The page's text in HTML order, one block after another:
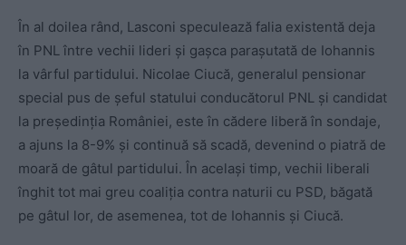
În al doilea rând, Lasconi speculează falia existentă deja
în PNL între vechii lideri și gașca parașutată de Iohannis
la vârful partidului. Nicolae Ciucă, generalul pensionar
special pus de șeful statului conducătorul PNL și candidat
la președinția României, este în cădere liberă în sondaje,
a ajuns la 8-9% și continuă să scadă, devenind o piatră de
moară de gâtul partidului. În același timp, vechii liberali
înghit tot mai greu coaliția contra naturii cu PSD, băgată
pe gâtul lor, de asemenea, tot de Iohannis și Ciucă.